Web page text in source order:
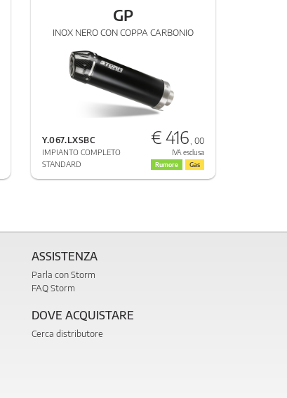
GP
INOX NERO CON COPPA CARBONIO
Y.067.LXSBC
IMPIANTO COMPLETO
STANDARD
€ 416 , 00
IVA esclusa
Rumore Gas
ASSISTENZA
Parla con Storm
FAQ Storm
DOVE ACQUISTARE
Cerca distributore